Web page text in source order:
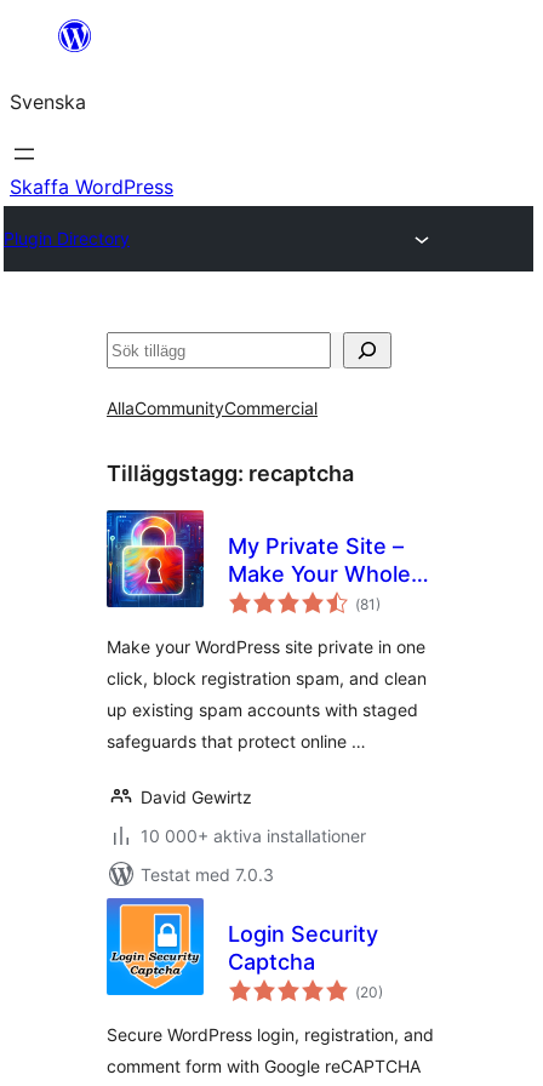
Hoppa
innehåll
Svenska
Skaffa WordPress
Plugin Directory
Sök
AllaCommunityCommercial
Tilläggstagg: recaptcha
My Private Site –
Make Your Whole
Site Private, Force
Registration Spam
(Totalt
antal
81)
Make your WordPress site private in one
click, block registration spam, and clean
up existing spam accounts with staged
safeguards that protect online …
David Gewirtz
10 000+ aktiva installationer
Testat med 7.0.3
Login Security
Captcha
(Totalt
antal
20)
Secure WordPress login, registration, and
comment form with Google reCAPTCHA